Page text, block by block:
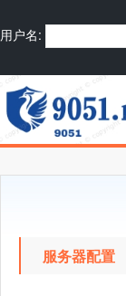
用户名:
服务器配置